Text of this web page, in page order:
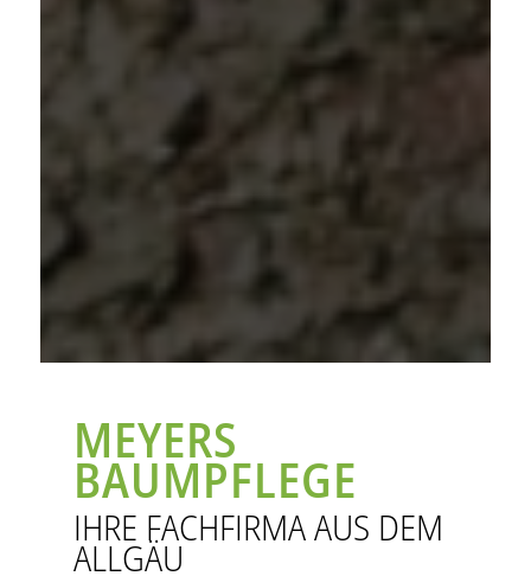
MEYERS
BAUMPFLEGE
IHRE FACHFIRMA AUS DEM
ALLGÄU